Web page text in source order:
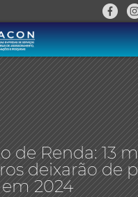
de Renda: 13
deixarão de
2024